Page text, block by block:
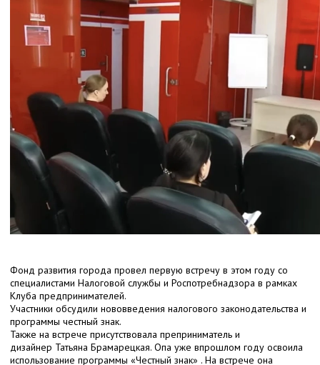
Фонд развития города провел первую встречу в этом году со
специалистами Налоговой службы и Роспотребнадзора в рамках
Клуба предпринимателей.
Участники обсудили нововведения налогового законодательства и
программы честный знак.
Также на встрече присутствовала преприниматель и
дизайнер Татьяна Брамарецкая. Опа уже впрошлом году освоила
использование программы «Честный знак» . На встрече она